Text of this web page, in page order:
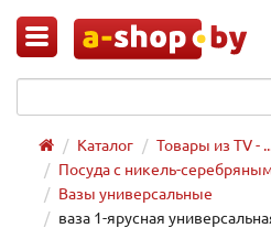
Каталог Товары из TV -
Посуда с никель-
Вазы универсальные
ваза 1-ярусная